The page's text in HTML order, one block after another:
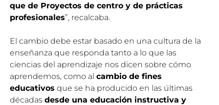
que de Proyectos de centro y de prácticas
profesionales”, recalcaba.
El cambio debe estar basado en una cultura de la
enseñanza que responda tanto a lo que las
ciencias del aprendizaje nos dicen sobre cómo
aprendemos, como al cambio de fines
educativos que se ha producido en las últimas
décadas desde una educación instructiva y